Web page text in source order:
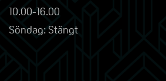
10.00-16.00
Söndag: Stängt